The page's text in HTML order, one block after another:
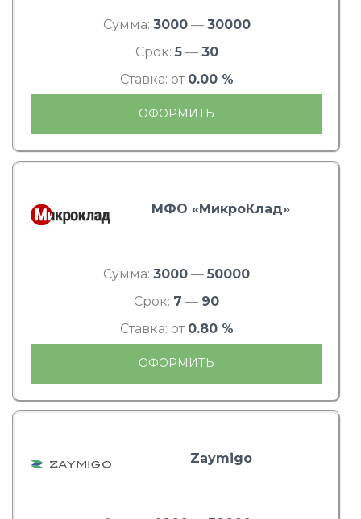
Сумма: 3000— 30000
Срок: 5— 30
Ставка: от 0.00 %
ОФОРМИТЬ
МФО «МикроКлад»
Сумма: 3000 — 50000
Срок: 7 — 90
Ставка: от 0.80 %
ОФОРМИТЬ
Zaymigo